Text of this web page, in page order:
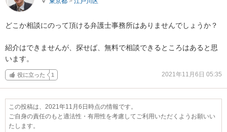
どこか相談にのって頂ける弁護士事務所はありませんでしょうか？
紹介はできませんが、探せば、無料で相談できるところはあると思
います。
役に立った 1 2021年11月6日 05:35
この投稿は、2021年11月6日時点の情報です。
ご自身の責任のもと適法性・有用性を考慮してご利用いただくようお願いい
たします。